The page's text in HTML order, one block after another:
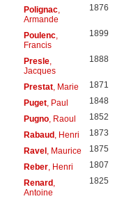
Polignac,
Armande
1876
Poulenc,
Francis
1899
Presle,
Jacques
1888
Prestat, Marie 1871
Puget, Paul 1848
Pugno, Raoul 1852
Rabaud , Henri 1873
Ravel , Maurice 1875
Reber, Henri 1807
Renard ,
Antoine
1825